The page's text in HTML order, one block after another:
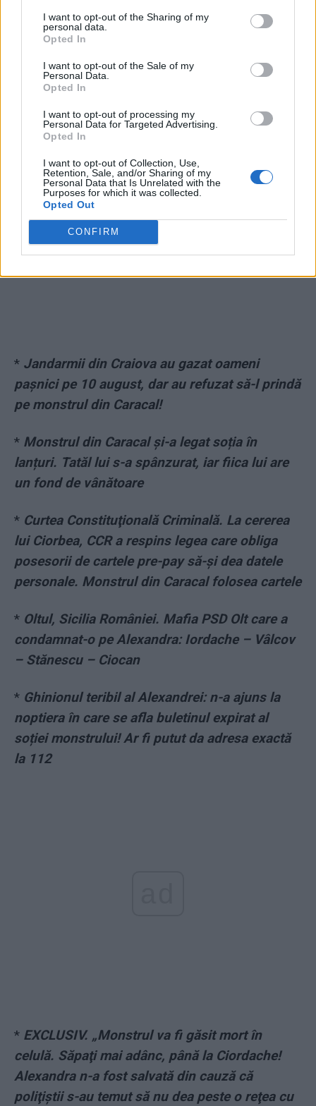
I want to opt-out of the Sharing of my
personal data.
Opted In
I want to opt-out of the Sale of my
Personal Data.
Opted In
I want to opt-out of processing my
Personal Data for Targeted Advertising.
Opted In
I want to opt-out of Collection, Use,
Retention, Sale, and/or Sharing of my
Personal Data that Is Unrelated with the
Purposes for which it was collected.
Opted Out
CONFIRM
Monstrul din Guvern: Nu l-am prins pe
monstrul din Caracal pentru că ne-am
concentrat pe lupta anti-corupție!
ad
* Jandarmii din Craiova au gazat oameni
pașnici pe 10 august, dar au refuzat să-l prindă
pe monstrul din Caracal!
* Monstrul din Caracal și-a legat soția în
lanțuri. Tatăl lui s-a spânzurat, iar fiica lui are
un fond de vânătoare
* Curtea Constituţională Criminală. La cererea
lui Ciorbea, CCR a respins legea care obliga
posesorii de cartele pre-pay să-şi dea datele
personale. Monstrul din Caracal folosea cartele
* Oltul, Sicilia României. Mafia PSD Olt care a
condamnat-o pe Alexandra: Iordache – Vâlcov
– Stănescu – Ciocan
* Ghinionul teribil al Alexandrei: n-a ajuns la
noptiera în care se afla buletinul expirat al
soției monstrului! Ar fi putut da adresa exactă
la 112
* EXCLUSIV. „Monstrul va fi găsit mort în
celulă. Săpaţi mai adânc, până la Ciordache!
Alexandra n-a fost salvată din cauză că
poliţiştii s-au temut să nu dea peste o reţea cu